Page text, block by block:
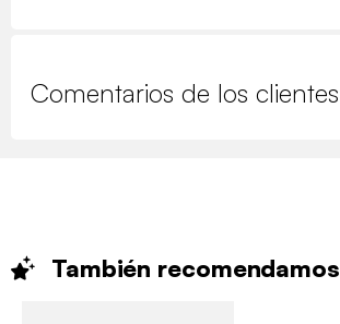
Comentarios de los clientes
También recomendamos